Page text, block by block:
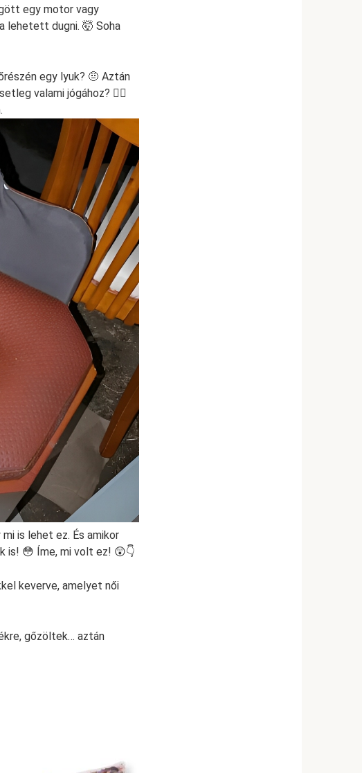
egy motor vagy
lehetett dugni. 🤯 Soha
egy lyuk? 🤨 Aztán
valami jógához? 🧘‍♂️
is lehet ez. És amikor
is! 😳 Íme, mi volt ez! 😲👇
keverve, amelyet női
gőzöltek… aztán